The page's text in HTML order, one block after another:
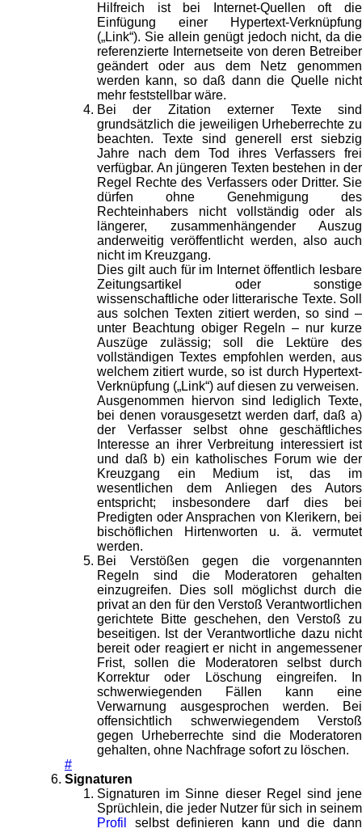
Hilfreich ist bei Internet-Quellen oft die
Einfügung einer Hypertext-Verknüpfung
(„Link“). Sie allein genügt jedoch nicht, da die
referenzierte Internetseite von deren Betreiber
geändert oder aus dem Netz genommen
werden kann, so daß dann die Quelle nicht
mehr feststellbar wäre.
Bei der Zitation externer Texte sind
grundsätzlich die jeweiligen Urheberrechte zu
beachten. Texte sind generell erst siebzig
Jahre nach dem Tod ihres Verfassers frei
verfügbar. An jüngeren Texten bestehen in der
Regel Rechte des Verfassers oder Dritter. Sie
dürfen ohne Genehmigung des
Rechteinhabers nicht vollständig oder als
längerer, zusammenhängender Auszug
anderweitig veröffentlicht werden, also auch
nicht im Kreuzgang.
Dies gilt auch für im Internet öffentlich lesbare
Zeitungsartikel oder sonstige
wissenschaftliche oder litterarische Texte. Soll
aus solchen Texten zitiert werden, so sind –
unter Beachtung obiger Regeln – nur kurze
Auszüge zulässig; soll die Lektüre des
vollständigen Textes empfohlen werden, aus
welchem zitiert wurde, so ist durch Hypertext-
Verknüpfung („Link“) auf diesen zu verweisen.
Ausgenommen hiervon sind lediglich Texte,
bei denen vorausgesetzt werden darf, daß a)
der Verfasser selbst ohne geschäftliches
Interesse an ihrer Verbreitung interessiert ist
und daß b) ein katholisches Forum wie der
Kreuzgang ein Medium ist, das im
wesentlichen dem Anliegen des Autors
entspricht; insbesondere darf dies bei
Predigten oder Ansprachen von Klerikern, bei
bischöflichen Hirtenworten u. ä. vermutet
werden.
Bei Verstößen gegen die vorgenannten
Regeln sind die Moderatoren gehalten
einzugreifen. Dies soll möglichst durch die
privat an den für den Verstoß Verantwortlichen
gerichtete Bitte geschehen, den Verstoß zu
beseitigen. Ist der Verantwortliche dazu nicht
bereit oder reagiert er nicht in angemessener
Frist, sollen die Moderatoren selbst durch
Korrektur oder Löschung eingreifen. In
schwerwiegenden Fällen kann eine
Verwarnung ausgesprochen werden. Bei
offensichtlich schwerwiegendem Verstoß
gegen Urheberrechte sind die Moderatoren
gehalten, ohne Nachfrage sofort zu löschen.
#
Signaturen
Signaturen im Sinne dieser Regel sind jene
Sprüchlein, die jeder Nutzer für sich in seinem
Profil
selbst definieren kann und die dann